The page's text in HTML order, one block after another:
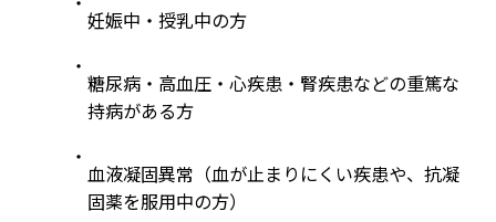
妊娠中・授乳中の方
糖尿病・高血圧・心疾患・腎疾患などの重篤な
持病がある方
血液凝固異常（血が止まりにくい疾患や、抗凝
固薬を服用中の方）